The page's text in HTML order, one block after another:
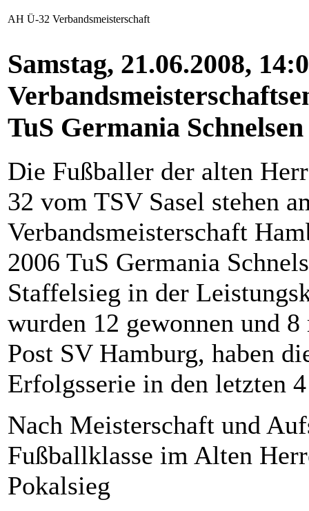
AH Ü-32 Verbandsmeisterschaft
Samstag, 21.06.2008,
TuS Germania
Die Fußballer der alten
32 vom TSV Sasel stehen
Verbandsmeisterschaft
2006 TuS Germania
Staffelsieg in der
wurden 12 gewonnen und
Post SV Hamburg, haben
Erfolgsserie in den letzten
Nach Meisterschaft und
Fußballklasse im Alten
Pokalsieg